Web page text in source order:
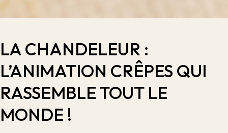
LA CHANDELEUR :
L’ANIMATION CRÊPES QUI
RASSEMBLE TOUT LE
MONDE !